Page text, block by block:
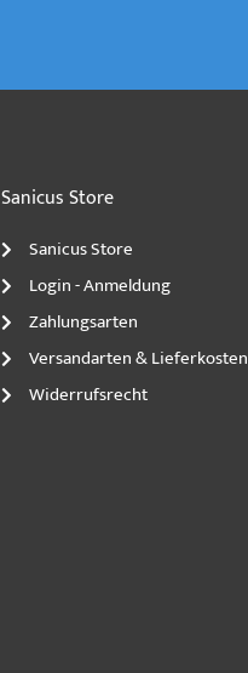
Sanicus Store
Sanicus Store
Login - Anmeldung
Zahlungsarten
Versandarten & Lieferkosten
Widerrufsrecht